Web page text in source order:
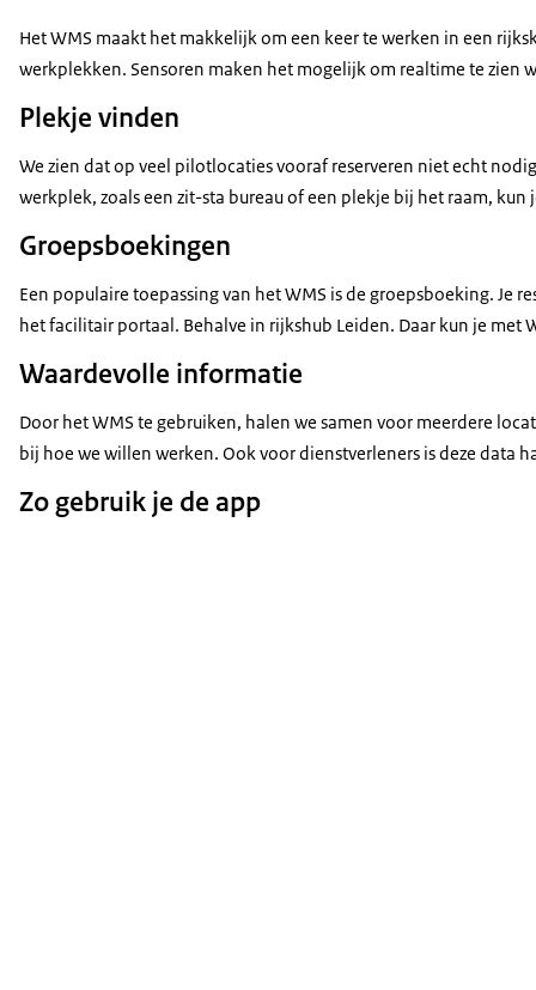
Het WMS maakt het makkelijk om een keer te werken in een
werkplekken. Sensoren maken het mogelijk om realtime te zien
Plekje vinden
We zien dat op veel pilotlocaties vooraf reserveren niet echt
werkplek, zoals een zit-sta bureau of een plekje bij het raam,
Groepsboekingen
Een populaire toepassing van het WMS is de groepsboeking.
het facilitair portaal. Behalve in rijkshub Leiden. Daar kun je
Waardevolle informatie
Door het WMS te gebruiken, halen we samen voor meerdere
bij hoe we willen werken. Ook voor dienstverleners is deze data
Zo gebruik je de app